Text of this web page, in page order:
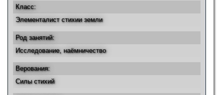
Класс:
Элементалист стихии земли
Род занятий:
Исследование, наёмничество
Верования:
Силы стихий